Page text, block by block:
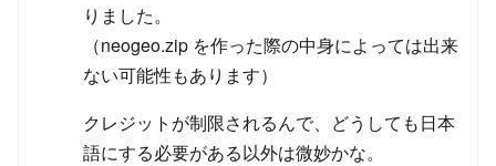
りました。
（neogeo.zip を作った際の中身によっては出来
ない可能性もあります）
クレジットが制限されるんで、どうしても日本
語にする必要がある以外は微妙かな。